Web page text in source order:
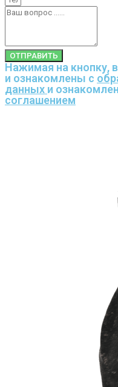
ОТПРАВИТЬ
Нажимая на кнопку,
и ознакомлены с
данных и
соглашением